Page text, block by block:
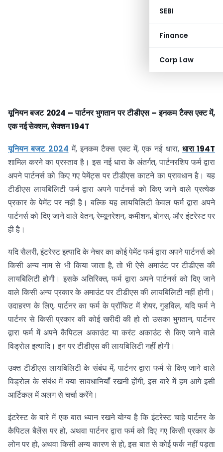
SEBI
Finance
Corp Law
यूनियन बजट 2024 – पार्टनर भुगतान पर टीडीएस – इनकम टैक्स एक्ट में,
एक नई सेक्शन, सेक्शन 194T
यूनियन बजट 2024 में, इनकम टैक्स एक्ट में, एक नई धारा, धारा 194T
शामिल करने का प्रस्ताव है। इस नई धारा के अंतर्गत, पार्टनरशिप फर्म द्वारा
अपने पार्टनर्स को किए गए पेमेंट्स पर टीडीएस काटने का प्रावधान है। यह
टीडीएस लायबिलिटी फर्म द्वारा अपने पार्टनर्स को किए जाने वाले प्रत्येक
प्रकार के पेमेंट पर नहीं है। बल्कि यह लायबिलिटी केवल फर्म द्वारा अपने
पार्टनर्स को दिए जाने वाले वेतन, रेम्यूनरेशन, कमीशन, बोनस, और इंटरेस्ट पर
ही है।
यदि सैलरी, इंटरेस्ट इत्यादि के नेचर का कोई पेमेंट फर्म द्वारा अपने पार्टनर्स को
किसी अन्य नाम से भी किया जाता है, तो भी ऐसे अमाउंट पर टीडीएस की
लायबिलिटी होगी। इसके अतिरिक्त, फर्म द्वारा अपने पार्टनर्स को दिए जाने
वाले किसी अन्य प्रकार के अमाउंट पर टीडीएस की लायबिलिटी नहीं होगी।
उदाहरण के लिए, पार्टनर का फर्म के प्रॉफिट में शेयर, गुडविल, यदि फर्म ने
पार्टनर से किसी प्रकार की कोई खरीदी की हो तो उसका भुगतान, पार्टनर
द्वारा फर्म में अपने कैपिटल अकाउंट या करंट अकाउंट से किए जाने वाले
विड्रोल इत्यादि। इन पर टीडीएस की लायबिलिटी नहीं होगी।
उक्त टीडीएस लायबिलिटी के संबंध में, पार्टनर द्वारा फर्म से किए जाने वाले
विड्रोल के संबंध में क्या सावधानियाँ रखनी होंगी, इस बारे में हम आगे इसी
आर्टिकल में अलग से चर्चा करेंगे।
इंटरेस्ट के बारे में एक बात ध्यान रखने योग्य है कि इंटरेस्ट चाहे पार्टनर के
कैपिटल बैलेंस पर हो, अथवा पार्टनर द्वारा फर्म को दिए गए किसी प्रकार के
लोन पर हो, अथवा किसी अन्य कारण से हो, इस बात से कोई फर्क नहीं पड़ता